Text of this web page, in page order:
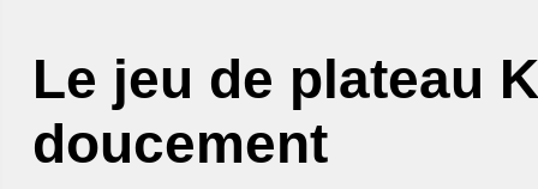
Le jeu de plateau
doucement